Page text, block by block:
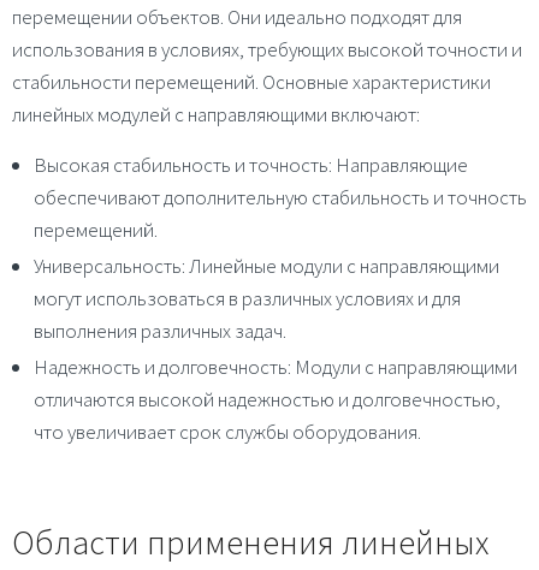
перемещении объектов. Они идеально подходят для
использования в условиях, требующих высокой точности и
стабильности перемещений. Основные характеристики
линейных модулей с направляющими включают:
Высокая стабильность и точность: Направляющие
обеспечивают дополнительную стабильность и точность
перемещений.
Универсальность: Линейные модули с направляющими
могут использоваться в различных условиях и для
выполнения различных задач.
Надежность и долговечность: Модули с направляющими
отличаются высокой надежностью и долговечностью,
что увеличивает срок службы оборудования.
Области применения линейных